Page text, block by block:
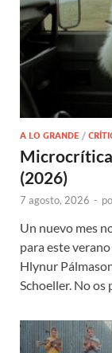
A LO GRANDE /
(2026)
7 agosto, 2026 -
Un nuevo mes
para este
Hlynur
Schoeller. No os